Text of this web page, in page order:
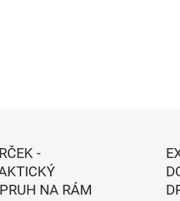
-
NA RÁM